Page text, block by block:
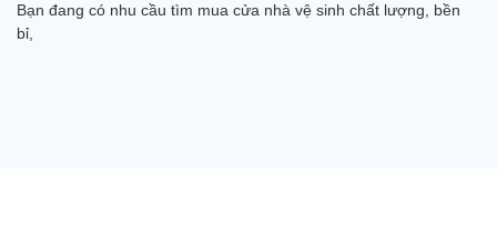
Bạn đang có nhu cầu tìm mua cửa nhà vệ sinh chất lượng, bền
bỉ,